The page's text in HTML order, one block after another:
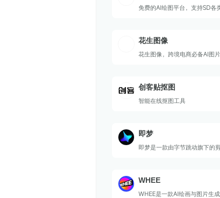
免费的AI绘图平台，支持SD各
花生图像
花生图像，跨境电商必备AI图
创客贴抠图
智能在线抠图工具
即梦
即梦是一款由字节跳动旗下的
的图文和短视频内容。它不仅
家，也适合业余爱好者，能够
WHEE
WHEE是一款AI绘画与图片生